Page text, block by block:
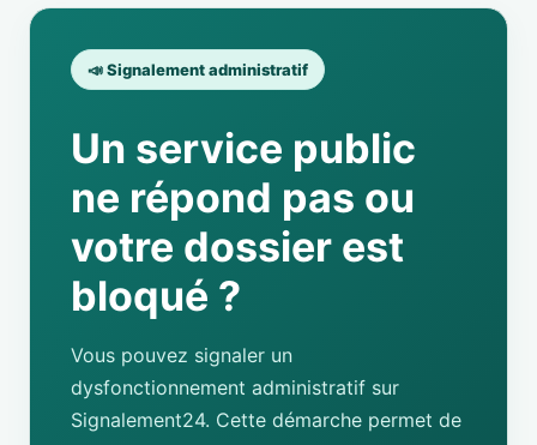
📣 Signalement administratif
Un service public
ne répond pas ou
votre dossier est
bloqué ?
Vous pouvez signaler un
dysfonctionnement administratif sur
Signalement24. Cette démarche permet de